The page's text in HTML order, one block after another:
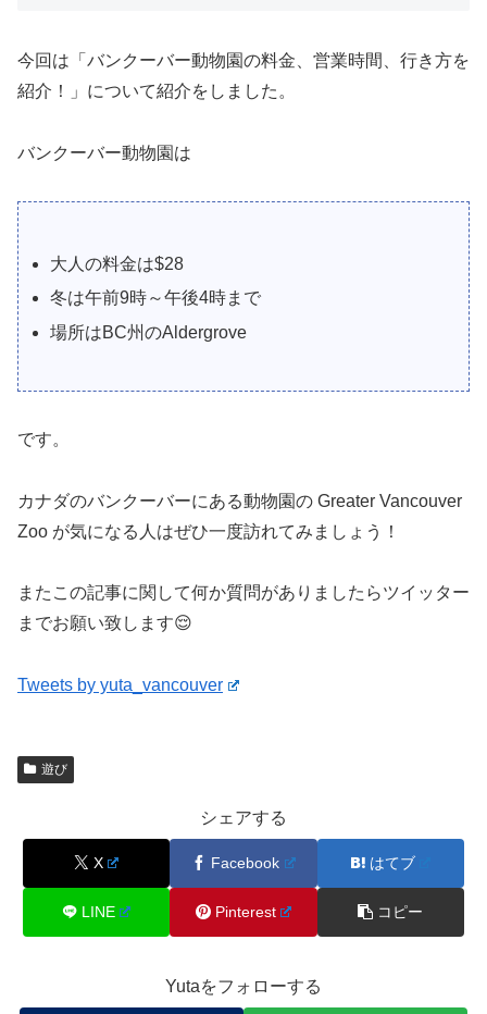
今回は「バンクーバー動物園の料金、営業時間、行き方を
紹介！」について紹介をしました。
バンクーバー動物園は
大人の料金は$28
冬は午前9時～午後4時まで
場所はBC州のAldergrove
です。
カナダのバンクーバーにある動物園の Greater Vancouver
Zoo が気になる人はぜひ一度訪れてみましょう！
またこの記事に関して何か質問がありましたらツイッター
までお願い致します😌
Tweets by yuta_vancouver
遊び
シェアする
X Facebook はてブ
LINE Pinterest コピー
Yutaをフォローする